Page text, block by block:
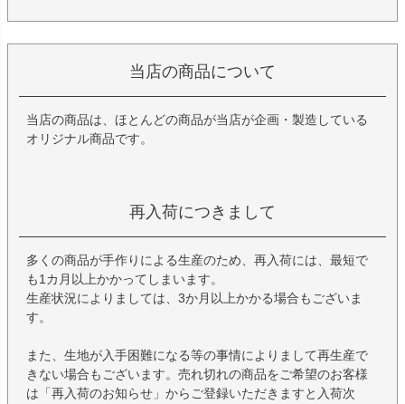
当店の商品について
当店の商品は、ほとんどの商品が当店が企画・製造している
オリジナル商品です。
再入荷につきまして
多くの商品が手作りによる生産のため、再入荷には、最短で
も1カ月以上かかってしまいます。
生産状況によりましては、3か月以上かかる場合もございま
す。
また、生地が入手困難になる等の事情によりまして再生産で
きない場合もございます。売れ切れの商品をご希望のお客様
は「再入荷のお知らせ」からご登録いただきますと入荷次